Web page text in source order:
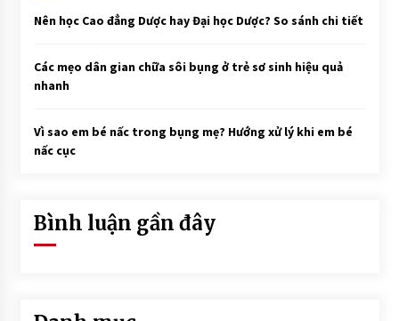
Nên học Cao đẳng Dược hay Đại học Dược? So sánh chi tiết
Các mẹo dân gian chữa sôi bụng ở trẻ sơ sinh hiệu quả
nhanh
Vì sao em bé nấc trong bụng mẹ? Hướng xử lý khi em bé
nấc cục
Bình luận gần đây